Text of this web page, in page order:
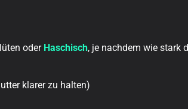
oder Haschisch, je nachdem wie stark
klarer zu halten)